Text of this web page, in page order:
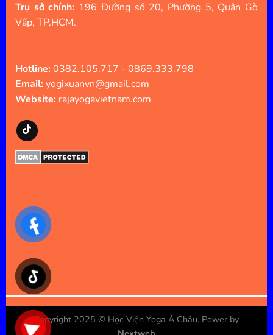
Trụ sở chính: 196 Đường số 20, Phường 5, Quận Gò
Vấp, TP.HCM.
Hotline:0382.105.717 - 0869.333.798
Email:yogixuanvn@gmail.com
Website: rajayogavietnam.com
Copyright 2025 © Học Viện Yoga Á Châu. Power by